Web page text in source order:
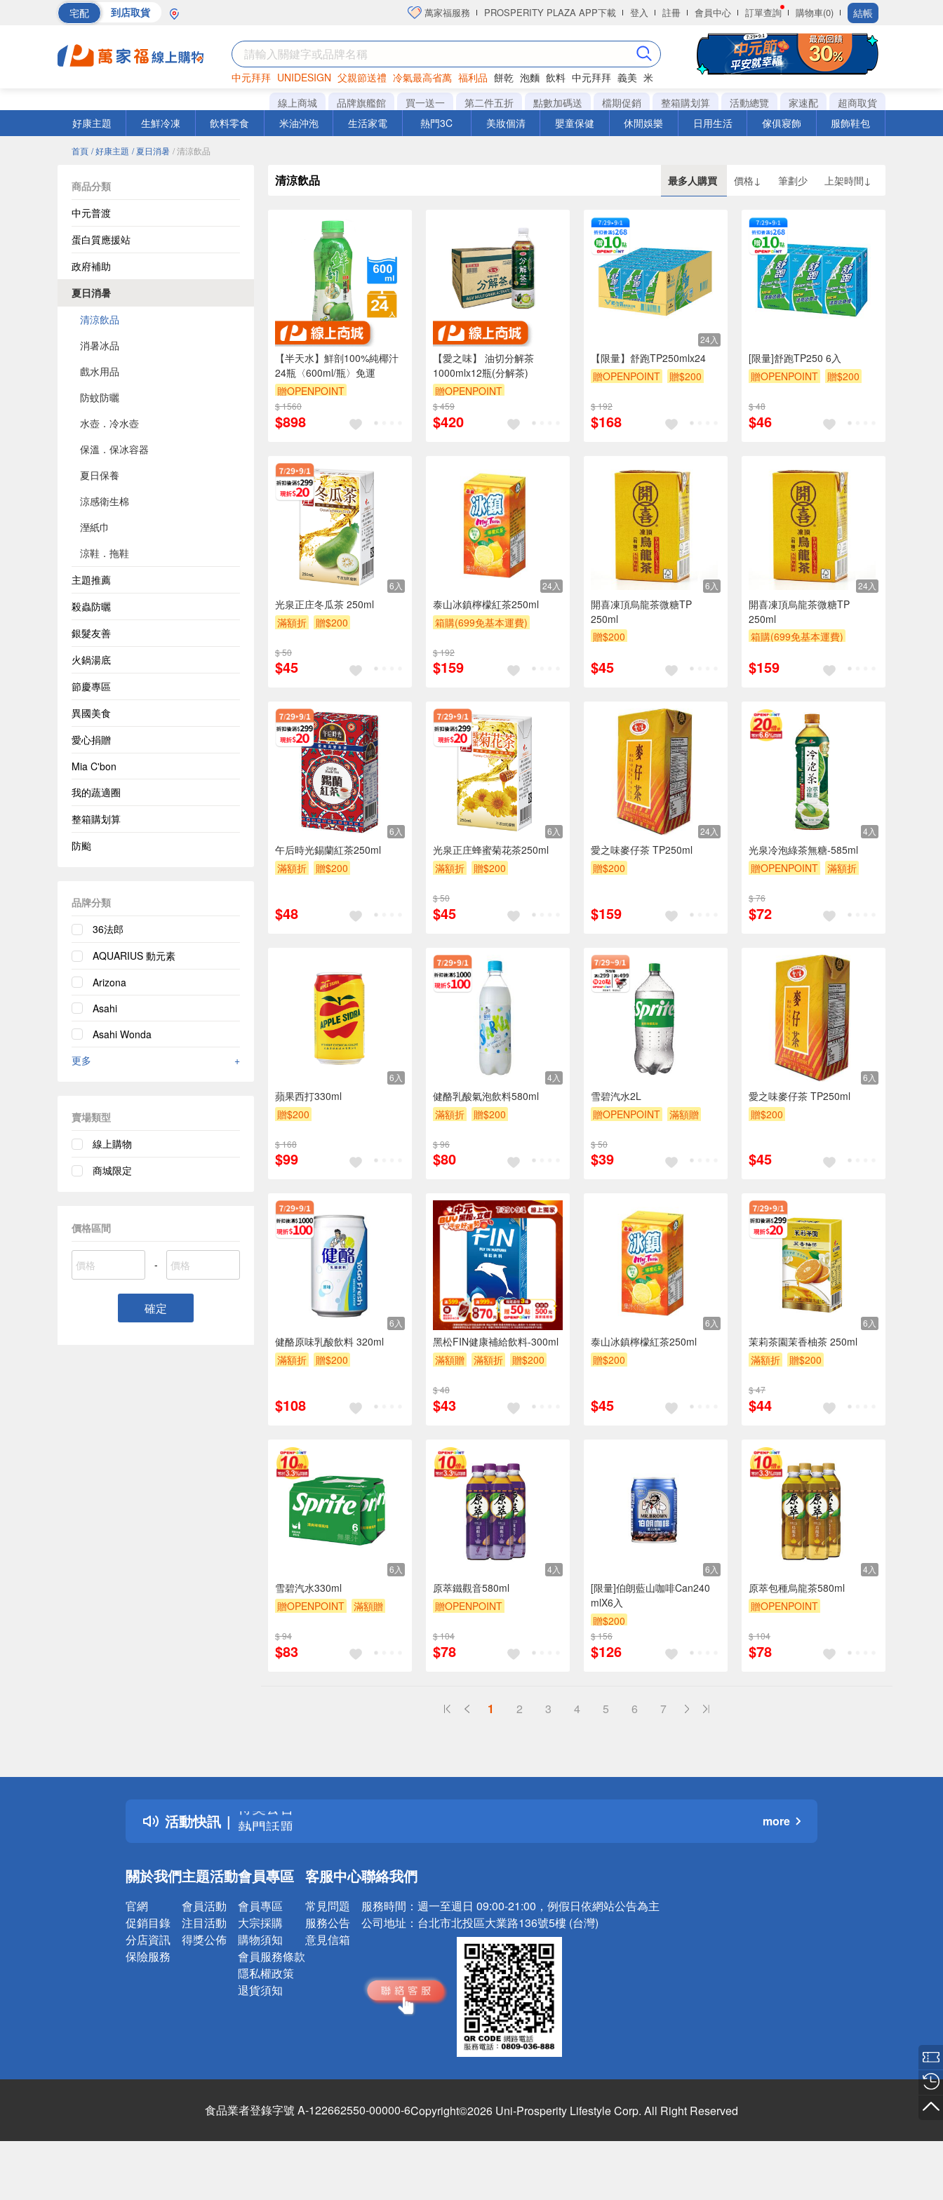
宅配 到店取貨 萬家福服務 PROSPERITY PLAZA APP下載 登入 註冊 會員中心 訂單查詢 購物車(0) 結帳
中元拜拜 UNIDESIGN 父親節送禮 冷氣最高省萬 福利品 餅乾 泡麵 飲料 中元拜拜 義美 米
罐頭 海苔 洋芋片
線上商城 品牌旗艦館 買一送一 第二件五折 點數加碼送 檔期促銷 整箱購划算 活動總覽 家速配
超商取貨
好康主題
生鮮冷凍 飲料零食 米油沖泡 生活家電 熱門3C 美妝個清 嬰童保健 休閒娛樂 日用生活 傢俱寢飾 服飾鞋包
首頁 / 好康主題 / 夏日消暑 / 清涼飲品
商品分類
中元普渡
蛋白質應援站
政府補助
夏日消暑
清涼飲品
消暑冰品
戲水用品
防蚊防曬
水壺．冷水壺
保溫．保冰容器
夏日保養
涼感衛生棉
溼紙巾
涼鞋．拖鞋
主題推薦
殺蟲防曬
銀髮友善
火鍋湯底
節慶專區
異國美食
愛心捐贈
Mia C'bon
我的蔬適圈
整箱購划算
防颱
品牌分類
36法郎
AQUARIUS 動元素
Arizona
Asahi
Asahi Wonda
更多
+
賣場類型
線上購物
商城限定
價格區間
-
確定
清涼飲品 最多人購買 價格↓ 筆劃少 上架時間↓
【半天水】鮮剖100%純椰汁
24瓶〈600ml/瓶〉免運
贈OPENPOINT
$ 1560
$898
【愛之味】 油切分解茶
1000mlx12瓶(分解茶)
贈OPENPOINT
$ 459
$420
24入
【限量】舒跑TP250mlx24
贈OPENPOINT
贈$200
$ 192
$168
[限量]舒跑TP250 6入
贈OPENPOINT
贈$200
$ 48
$46
6入
光泉正庄冬瓜茶 250ml
滿額折
贈$200
$ 50
$45
24入
泰山冰鎮檸檬紅茶250ml
箱購(699免基本運費)
$ 192
$159
6入
開喜凍頂烏龍茶微糖TP
250ml
贈$200
$45
24入
開喜凍頂烏龍茶微糖TP
250ml
箱購(699免基本運費)
$159
6入
午后時光錫蘭紅茶250ml
滿額折
贈$200
$48
6入
光泉正庄蜂蜜菊花茶250ml
滿額折
贈$200
$ 50
$45
24入
愛之味麥仔茶 TP250ml
贈$200
$159
4入
光泉冷泡綠茶無糖-585ml
贈OPENPOINT
滿額折
$ 76
$72
6入
蘋果西打330ml
贈$200
$ 168
$99
4入
健酪乳酸氣泡飲料580ml
滿額折
贈$200
$ 96
$80
雪碧汽水2L
贈OPENPOINT
滿額贈
$ 50
$39
6入
愛之味麥仔茶 TP250ml
贈$200
$45
6入
健酪原味乳酸飲料 320ml
滿額折
贈$200
$108
6入
黑松FIN健康補給飲料-300ml
滿額贈
滿額折 贈$200
$ 48
$43
6入
泰山冰鎮檸檬紅茶250ml
贈$200
$45
6入
茉莉茶園茉香柚茶 250ml
滿額折
贈$200
$ 47
$44
6入
雪碧汽水330ml
贈OPENPOINT
滿額贈
$ 94
$83
4入
原萃鐵觀音580ml
贈OPENPOINT
贈$200
$ 104
$78
6入
[限量]伯朗藍山咖啡Can240
mlX6入
贈$200
$ 156
$126
4入
原萃包種烏龍茶580ml
贈OPENPOINT
贈$200
$ 104
$78
1 2 3 4 5 6 7
活動快訊
詐騙網頁！請小心！
得獎公告
熱門話題
銀行優惠
詐騙網頁！請小心！
more
關於我們
官網
促銷目錄
分店資訊
保險服務
主題活動
會員活動
注目活動
得獎公佈
會員專區
會員專區
大宗採購
購物須知
會員服務條款
隱私權政策
退貨須知
客服中心
常見問題
服務公告
意見信箱
聯絡我們
服務時間： 週一至週日 09:00-21:00，例假日依網站公告為主
公司地址： 台北市北投區大業路136號5樓 (台灣)
食品業者登錄字號 A-122662550-00000-6Copyright©2026 Uni-Prosperity Lifestyle Corp. All Right Reserved